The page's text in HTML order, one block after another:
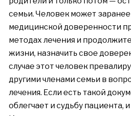
семьи. Человек может
медицинской доверенности
методах лечения и
жизни, назначить свое
случае этот человек
другими членами семьи в
лечения. Если есть такой
облегчает и судьбу пациента,